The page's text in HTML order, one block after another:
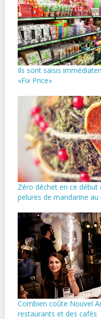
Ils sont saisis
«Fix Price»
Zéro déchet en ce
pelures de mandarine au
Combien coûte Nouvel
restaurants et des cafés